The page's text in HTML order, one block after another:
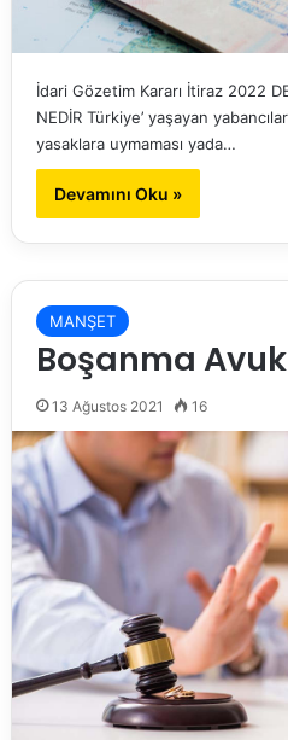
İdari Gözetim Kararı İtiraz 2022
NEDİR Türkiye’ yaşayan
yasaklara uymaması yada…
Devamını Oku »
MANŞET
Boşanma
13 Ağustos 2021 16